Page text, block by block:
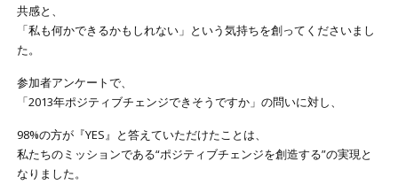
共感と、
「私も何かできるかもしれない」という気持ちを創ってくださいまし
た。
参加者アンケートで、
「2013年ポジティブチェンジできそうですか」の問いに対し、
98%の方が『YES』と答えていただけたことは、
私たちのミッションである“ポジティブチェンジを創造する”の実現と
なりました。